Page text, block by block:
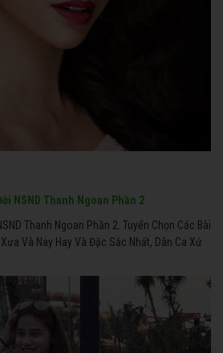
NSND Thanh Ngoan Phần 2
Thanh Ngoan Phần 2. Tuyển Chọn Các Bài
Và Nay Hay Và Đặc Sắc Nhất, Dân Ca Xứ